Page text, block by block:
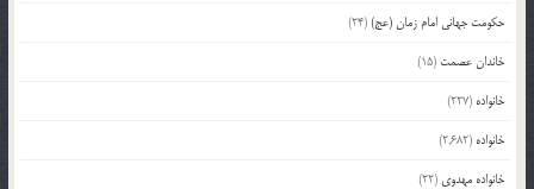
حکومت جهانی امام زمان (عج)(24)
خاندان عصمت (15)
خانواده (227)
خانواده (2,682)
خانواده مهدوی (22)